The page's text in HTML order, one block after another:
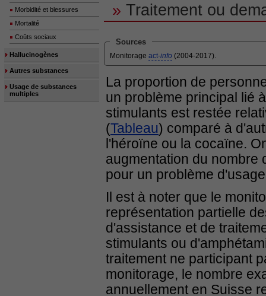
Morbidité et blessures
Mortalité
Coûts sociaux
Hallucinogènes
Autres substances
Usage de substances
multiples
» Traitement ou
Sources
Monitorage act-info (2004-2017).
La proportion de
un problème principal lié
stimulants est restée
(Tableau) comparé à
l'héroïne ou la cocaïne.
augmentation du nombre
pour un problème
Il est à noter que le
représentation partielle
d'assistance et de
stimulants ou
traitement ne participant
monitorage, le nombre
annuellement en Suisse